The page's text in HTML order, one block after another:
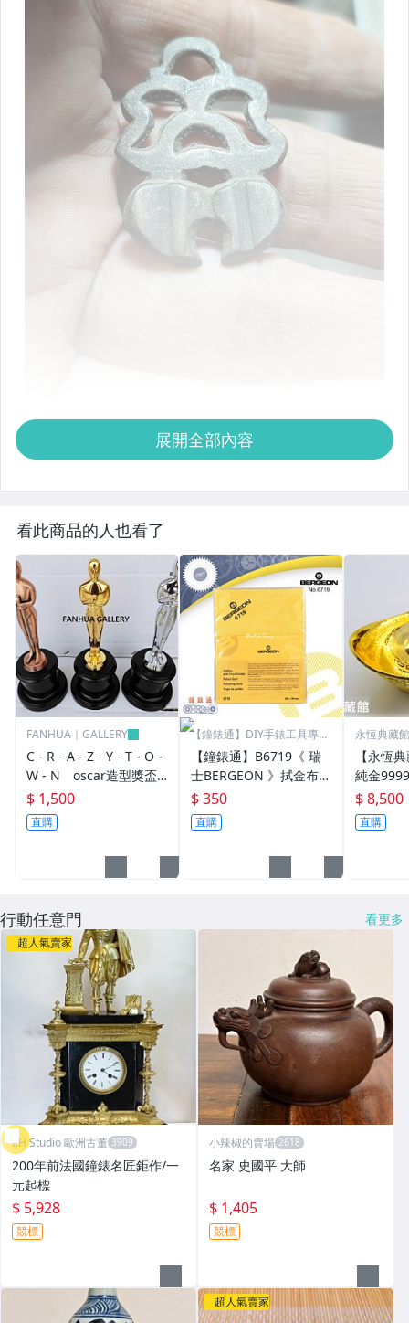
展開全部內容
看此商品的人也看了
FANHUA｜GALLERY
C - R - A - Z - Y - T - O -
W - N oscar造型獎盃
奧斯卡小金人獎座擺件創
意交換禮物 尾牙活動 企
業學校公司年終頒獎禮物
$ 1,500
直購
【鐘錶通】DIY手錶工具專業
【鐘錶通】B6719《 瑞
士BERGEON 》拭金布/K
金布/金屬亮潔布/古董錶
清潔布├手錶保養/飾品
保養┤
$ 350
直購
永恆典藏
【永恆
純金
50錢 下
禮 喝茶
$ 8,500
直購
行動任意門 看更多
超人氣賣家
ZH Studio 歐洲古董
200年前法國鐘錶名匠鉅作/一
元起標
$ 5,928
競標
小辣椒的賣場
名家 史國平 大師
$ 1,405
競標
超人氣賣家